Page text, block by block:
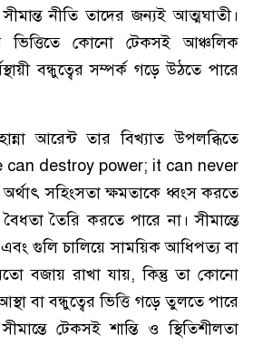
নীতি তাদের জন্যই আত্মঘাতী।
কোনো টেকসই আঞ্চলিক
বন্ধুত্বের সম্পর্ক গড়ে উঠতে পারে
আরেন্ট তার বিখ্যাত উপলব্ধিতে
can destroy power; it can never
সহিংসতা ক্ষমতাকে ধ্বংস করতে
তৈরি করতে পারে না। সীমান্তে
এবং গুলি চালিয়ে সাময়িক আধিপত্য বা
বজায় রাখা যায়, কিন্তু তা কোনো
বা বন্ধুত্বের ভিত্তি গড়ে তুলতে পারে
টেকসই শান্তি ও স্থিতিশীলতা